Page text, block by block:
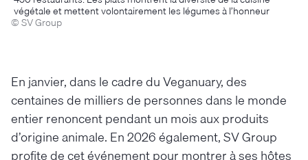
végétale et mettent volontairement les légumes à l’honneur
© SV Group
En janvier, dans le cadre du Veganuary, des
centaines de milliers de personnes dans le monde
entier renoncent pendant un mois aux produits
d’origine animale. En 2026 également, SV Group
profite de cet événement pour montrer à ses hôtes